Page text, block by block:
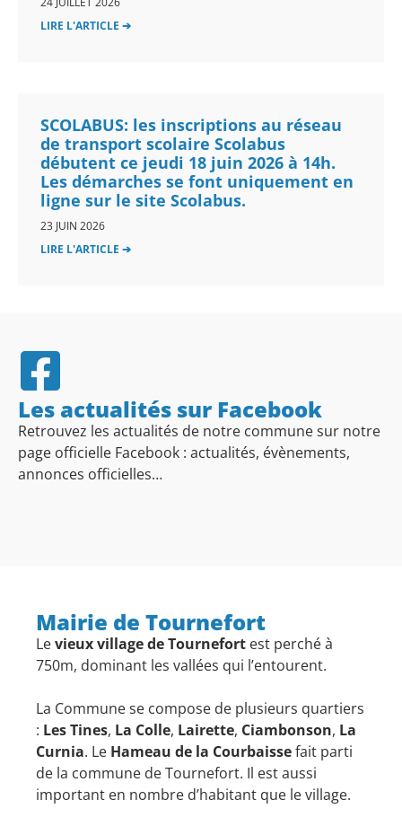
LIRE L'ARTICLE ➔
SCOLABUS: les inscriptions au réseau
de transport scolaire Scolabus
débutent ce jeudi 18 juin 2026 à 14h.
Les démarches se font uniquement en
ligne sur le site Scolabus.
23 JUIN 2026
LIRE L'ARTICLE ➔
Les actualités sur Facebook
Retrouvez les actualités de notre commune sur notre
page officielle Facebook : actualités, évènements,
annonces officielles…
Mairie de Tournefort
Levieux village de Tournefort est perché à
750m, dominant les vallées qui l’entourent.
La Commune se compose de plusieurs quartiers
: Les Tines, La Colle, Lairette, Ciambonson, La
Curnia. Le Hameau de la Courbaissefait parti
de la commune de Tournefort. Il est aussi
important en nombre d’habitant que le village.